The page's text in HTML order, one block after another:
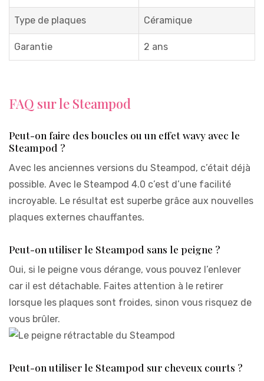
Type de plaques Céramique
Garantie 2 ans
FAQ sur le Steampod
Peut-on faire des boucles ou un effet wavy avec le
Steampod ?
Avec les anciennes versions du Steampod, c’était déjà
possible. Avec le Steampod 4.0 c’est d’une facilité
incroyable. Le résultat est superbe grâce aux nouvelles
plaques externes chauffantes.
Peut-on utiliser le Steampod sans le peigne ?
Oui, si le peigne vous dérange, vous pouvez l’enlever
car il est détachable. Faites attention à le retirer
lorsque les plaques sont froides, sinon vous risquez de
vous brûler.
Peut-on utiliser le Steampod sur cheveux courts ?